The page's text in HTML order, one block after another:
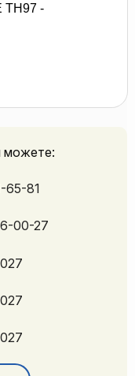
TH97 -
можете:
65-81
00-27